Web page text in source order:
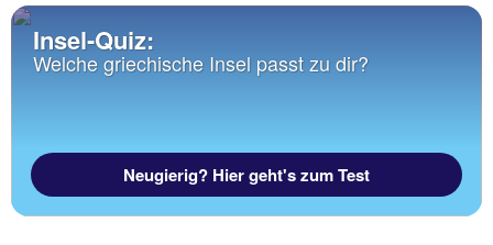
Insel-Quiz:
Welche griechische Insel passt zu dir?
Neugierig? Hier geht's zum Test